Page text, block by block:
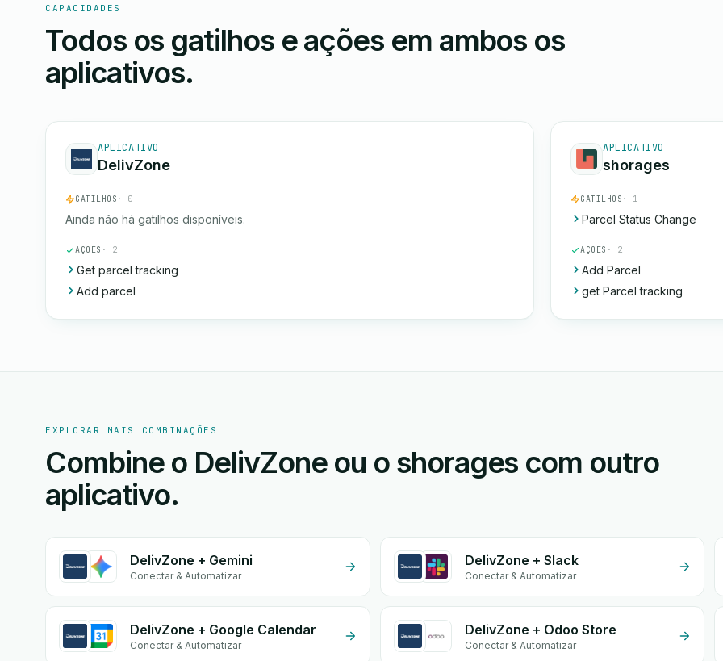
CAPACIDADES
Todos os gatilhos e ações em ambos os
aplicativos.
APLICATIVO
DelivZone
GATILHOS · 0
Ainda não há gatilhos disponíveis.
AÇÕES · 2
Get parcel tracking
Add parcel
APLICATIVO
shorages
GATILHOS · 1
Parcel Status Change
AÇÕES · 2
Add Parcel
get Parcel tracking
EXPLORAR MAIS COMBINAÇÕES
Combine o DelivZone ou o shorages com outro
aplicativo.
DelivZone + Gemini
Conectar & Automatizar
DelivZone + Slack
Conectar & Automatizar
DelivZone + Google Calendar
Conectar & Automatizar
DelivZone + Odoo Store
Conectar & Automatizar